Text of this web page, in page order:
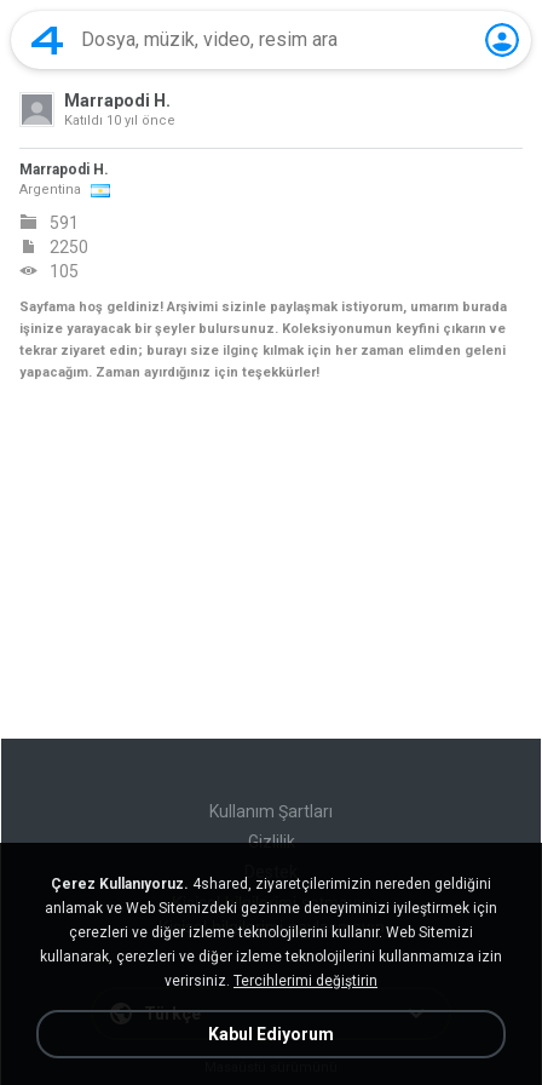
Marrapodi H.
Katıldı 10 yıl önce
Marrapodi H.
Argentina
591
2250
105
Sayfama hoş geldiniz! Arşivimi sizinle paylaşmak istiyorum, umarım burada
işinize yarayacak bir şeyler bulursunuz. Koleksiyonumun keyfini çıkarın ve
tekrar ziyaret edin; burayı size ilginç kılmak için her zaman elimden geleni
yapacağım. Zaman ayırdığınız için teşekkürler!
Kullanım Şartları
Gizlilik
Kişisel bilgilerimi satmayın
Kişisel bilgilerimi paylaşmayın
Türkçe
Çerez Kullanıyoruz. 4shared, ziyaretçilerimizin nereden geldiğini
anlamak ve Web Sitemizdeki gezinme deneyiminizi iyileştirmek için
çerezleri ve diğer izleme teknolojilerini kullanır. Web Sitemizi
kullanarak, çerezleri ve diğer izleme teknolojilerini kullanmamıza izin
verirsiniz. Tercihlerimi değiştirin
Kabul Ediyorum